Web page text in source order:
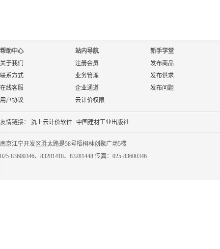
帮助中心
关于我们
联系方式
在线客服
用户协议
站内导航
注册会员
业务管理
企业通道
云计价权限
新手学堂
发布商品
发布供求
发布问题
友情链接： 氿上云计价软件 中国建材工业出版社
南京江宁开发区胜太路是58号梧桐林创聚广场5楼
025-83600346、83281418、83281448 传真：025-83600346